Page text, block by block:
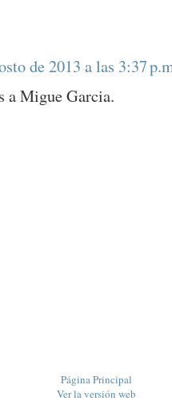
de 2013 a las 3:37
a Migue Garcia.
Página Principal
Ver la versión web